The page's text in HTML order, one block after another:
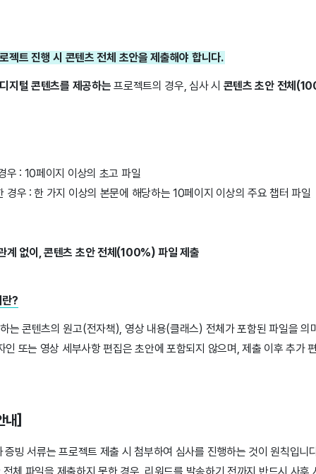
젝트 진행 시 콘텐츠 전체 초안을 제출해야 합니다.
지털 콘텐츠를 제공하는 프로젝트의 경우, 심사 시 콘텐츠 초안 전체
우 : 10페이지 이상의 초고 파일
경우 : 한 가지 이상의 본문에 해당하는 10페이지 이상의 주요 챕터 파일
계 없이, 콘텐츠 초안 전체(100%) 파일 제출
란?
는 콘텐츠의 원고(전자책), 영상 내용(클래스) 전체가 포함된 파일을 의
인 또는 영상 세부사항 편집은 초안에 포함되지 않으며, 제출 이후 추가
내]
증빙 서류는 프로젝트 제출 시 첨부하여 심사를 진행하는 것이 원칙입니